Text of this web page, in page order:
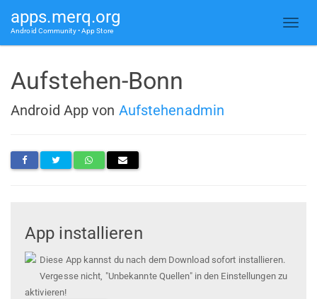
apps.merq.org
Android Community • App Store
Aufstehen-Bonn
Android App von Aufstehenadmin
App installieren
Diese App kannst du nach dem Download sofort installieren.
Vergesse nicht, "Unbekannte Quellen" in den Einstellungen zu
aktivieren!